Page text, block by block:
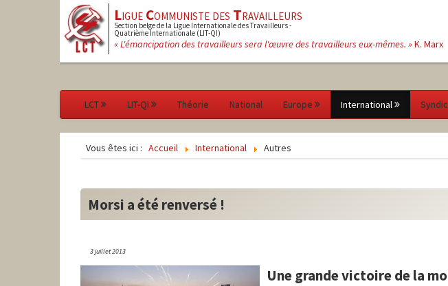
LigueCommuniste des Travailleurs
Section belge de la Ligue Internationale des Travailleurs -
Quatrième Internationale (LIT-QI)
« L'émancipation des travailleurs sera l'œuvre des travailleurs eux-mêmes. »K. Marx
LCT LIT-QI Théorie National Europe International
Vous êtes ici : Accueil International Autres
Morsi a été renversé !
3 juillet 2013
Une grande victoire de la